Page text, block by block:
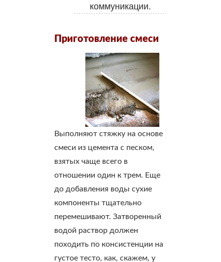
коммуникации.
Приготовление смеси
Выполняют стяжку на основе
смеси из цемента с песком,
взятых чаще всего в
отношении один к трем. Еще
до добавления воды сухие
компоненты тщательно
перемешивают. Затворенный
водой раствор должен
походить по консистенции на
густое тесто, как, скажем, у